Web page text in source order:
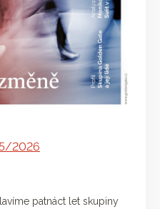
2026
patnáct let skupiny